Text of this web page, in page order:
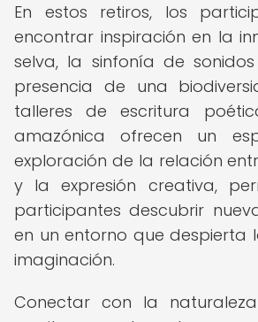
En estos retiros, los
encontrar inspiración en la
selva, la sinfonía de
presencia de una
talleres de escritura
amazónica ofrecen un
exploración de la relación
y la expresión creativa,
participantes descubrir
en un entorno que despierta
imaginación.
Conectar con la